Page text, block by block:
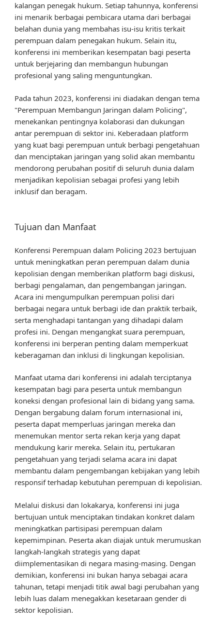
kalangan penegak hukum. Setiap tahunnya, konferensi
ini menarik berbagai pembicara utama dari berbagai
belahan dunia yang membahas isu-isu kritis terkait
perempuan dalam penegakan hukum. Selain itu,
konferensi ini memberikan kesempatan bagi peserta
untuk berjejaring dan membangun hubungan
profesional yang saling menguntungkan.
Pada tahun 2023, konferensi ini diadakan dengan tema
"Perempuan Membangun Jaringan dalam Policing",
menekankan pentingnya kolaborasi dan dukungan
antar perempuan di sektor ini. Keberadaan platform
yang kuat bagi perempuan untuk berbagi pengetahuan
dan menciptakan jaringan yang solid akan membantu
mendorong perubahan positif di seluruh dunia dalam
menjadikan kepolisian sebagai profesi yang lebih
inklusif dan beragam.
Tujuan dan Manfaat
Konferensi Perempuan dalam Policing 2023 bertujuan
untuk meningkatkan peran perempuan dalam dunia
kepolisian dengan memberikan platform bagi diskusi,
berbagi pengalaman, dan pengembangan jaringan.
Acara ini mengumpulkan perempuan polisi dari
berbagai negara untuk berbagi ide dan praktik terbaik,
serta menghadapi tantangan yang dihadapi dalam
profesi ini. Dengan mengangkat suara perempuan,
konferensi ini berperan penting dalam memperkuat
keberagaman dan inklusi di lingkungan kepolisian.
Manfaat utama dari konferensi ini adalah terciptanya
kesempatan bagi para peserta untuk membangun
koneksi dengan profesional lain di bidang yang sama.
Dengan bergabung dalam forum internasional ini,
peserta dapat memperluas jaringan mereka dan
menemukan mentor serta rekan kerja yang dapat
mendukung karir mereka. Selain itu, pertukaran
pengetahuan yang terjadi selama acara ini dapat
membantu dalam pengembangan kebijakan yang lebih
responsif terhadap kebutuhan perempuan di kepolisian.
Melalui diskusi dan lokakarya, konferensi ini juga
bertujuan untuk menciptakan tindakan konkret dalam
meningkatkan partisipasi perempuan dalam
kepemimpinan. Peserta akan diajak untuk merumuskan
langkah-langkah strategis yang dapat
diimplementasikan di negara masing-masing. Dengan
demikian, konferensi ini bukan hanya sebagai acara
tahunan, tetapi menjadi titik awal bagi perubahan yang
lebih luas dalam menegakkan kesetaraan gender di
sektor kepolisian.